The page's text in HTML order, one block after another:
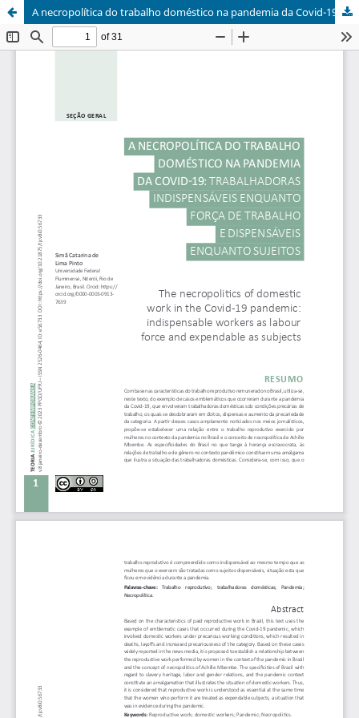
A necropolítica do trabalho doméstico na pandemia da Covid-19: